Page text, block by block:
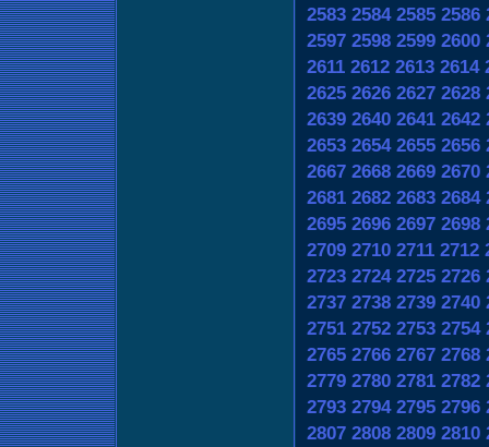
2583 2584 2585 2586
2597 2598 2599 2600
2611 2612 2613 2614
2625 2626 2627 2628
2639 2640 2641 2642
2653 2654 2655 2656
2667 2668 2669 2670
2681 2682 2683 2684
2695 2696 2697 2698
2709 2710 2711 2712
2723 2724 2725 2726
2737 2738 2739 2740
2751 2752 2753 2754
2765 2766 2767 2768
2779 2780 2781 2782
2793 2794 2795 2796
2807 2808 2809 2810